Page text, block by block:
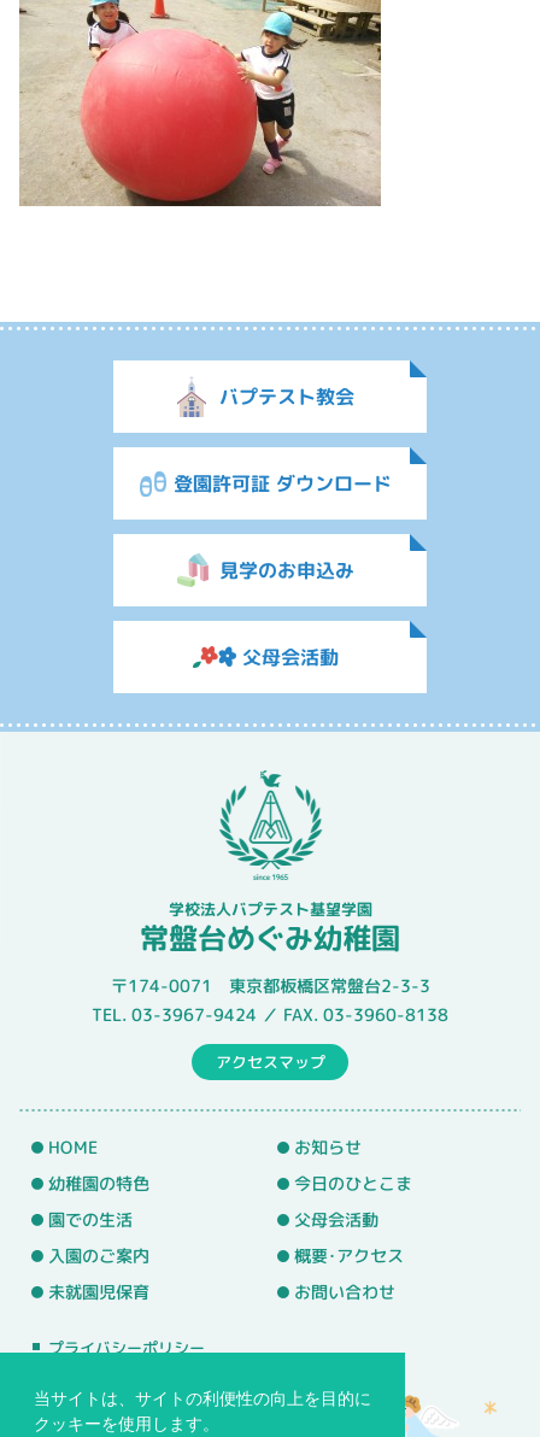
バプテスト教会
登園許可証 ダウンロード
見学のお申込み
父母会活動
学校法人バプテスト基望学園
常盤台めぐみ幼稚園
〒174-0071 東京都板橋区常盤台2-3-3
TEL. 03-3967-9424 ／ FAX. 03-3960-8138
アクセスマップ
HOME
幼稚園の特色
園での生活
入園のご案内
未就園児保育
お知らせ
今日のひとこま
父母会活動
概要･アクセス
お問い合わせ
プライバシーポリシー
当サイトは、サイトの利便性の向上を目的に
クッキーを使用します。